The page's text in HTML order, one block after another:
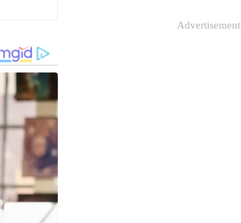
Advertisement